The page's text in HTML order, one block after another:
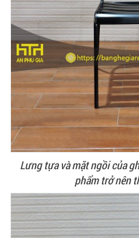
Lưng tựa và mặt ngồi của
phẩm trở nên